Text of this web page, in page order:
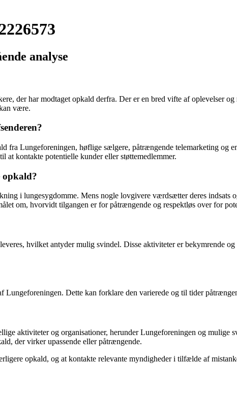
analyse
der har modtaget opkald derfra. Der er en bred vifte af oplevelser
være.
fra Lungeforeningen, høflige sælgere, påtrængende telemarketing og
at kontakte potentielle kunder eller støttemedlemmer.
opkald?
i lungesygdomme. Mens nogle lovgivere værdsætter deres indsats
om, hvorvidt tilgangen er for påtrængende og respektløs over for
hvilket antyder mulig svindel. Disse aktiviteter er bekymrende
Lungeforeningen. Dette kan forklare den varierede og til tider
aktiviteter og organisationer, herunder Lungeforeningen og
der virker upassende eller påtrængende.
opkald, og at kontakte relevante myndigheder i tilfælde af